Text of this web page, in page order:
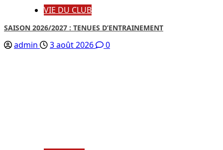
VIE DU CLUB
SAISON 2026/2027 : TENUES D’ENTRAINEMENT
admin 3 août 2026 0